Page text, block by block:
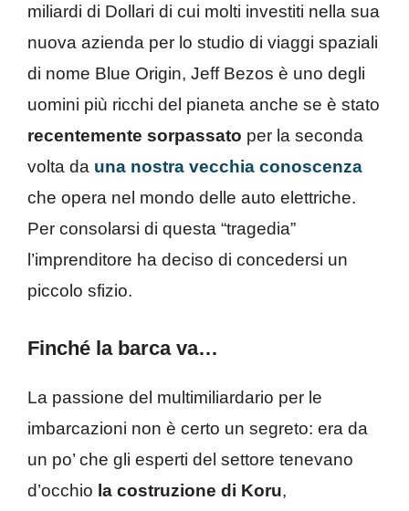
miliardi di Dollari di cui molti investiti nella sua
nuova azienda per lo studio di viaggi spaziali
di nome Blue Origin, Jeff Bezos è uno degli
uomini più ricchi del pianeta anche se è stato
recentemente sorpassato per la seconda
volta da una nostra vecchia conoscenza
che opera nel mondo delle auto elettriche.
Per consolarsi di questa “tragedia”
l’imprenditore ha deciso di concedersi un
piccolo sfizio.
Finché la barca va…
La passione del multimiliardario per le
imbarcazioni non è certo un segreto: era da
un po’ che gli esperti del settore tenevano
d’occhio la costruzione di Koru,